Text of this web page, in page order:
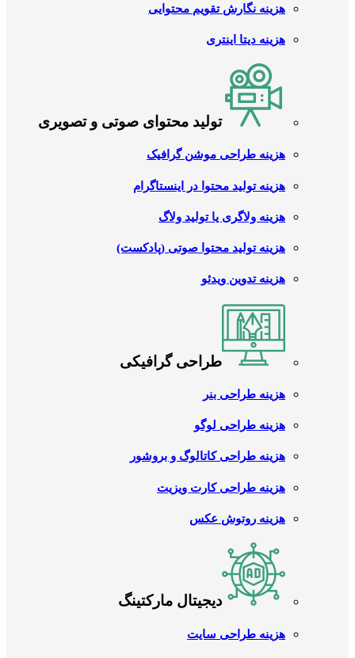
هزینه نگارش تقویم محتوایی
هزینه دیتا اینتری
تولید محتوای صوتی و تصویری
هزینه طراحی موشن گرافیک
هزینه تولید محتوا در اینستاگرام
هزینه ولاگری یا تولید ولاگ
هزینه تولید محتوا صوتی (پادکست)
هزینه تدوین ویدئو
طراحی گرافیکی
هزینه طراحی بنر
هزینه طراحی لوگو
هزینه طراحی کاتالوگ و بروشور
هزینه طراحی کارت ویزیت
هزینه روتوش عکس
دیجیتال مارکتینگ
هزینه طراحی سایت